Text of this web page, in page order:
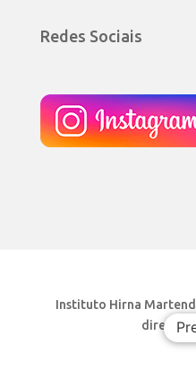
Redes Sociais
Instituto Hirna
direitos